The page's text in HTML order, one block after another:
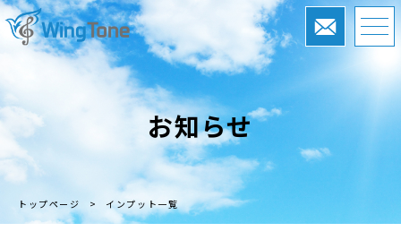
お知らせ
トップページ > インプット一覧